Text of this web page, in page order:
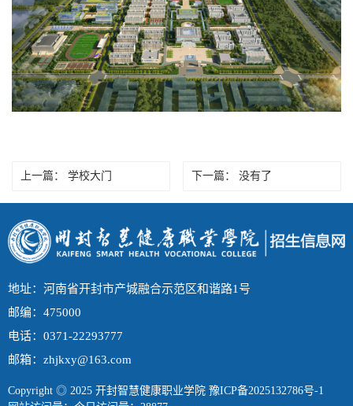
上一篇： 学校大门 下一篇：没有了
地址：河南省开封市产城融合示范区和谐路1号
邮编：475000
电话：0371-22293777
邮箱：zhjkxy@163.com
Copyright ◎ 2025 开封智慧健康职业学院 豫ICP备2025132786号-1